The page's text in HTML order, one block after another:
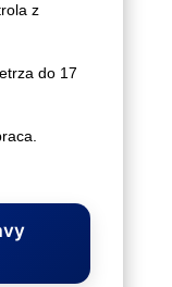
z
do 17